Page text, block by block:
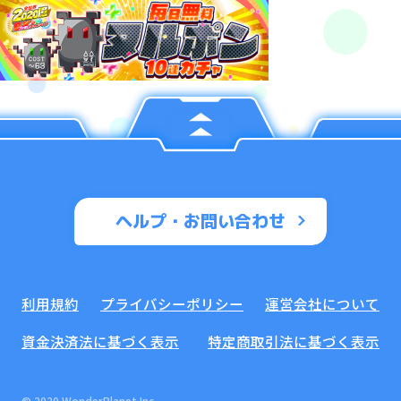
ヘルプ・お問い合わせ
利用規約 プライバシーポリシー
運営会社について
資金決済法に基づく表示
特定商取引法に基づく表示